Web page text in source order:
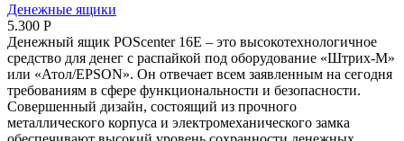
Денежные ящики
5.300 Р
Денежный ящик POScenter 16E – это высокотехнологичное
средство для денег с распайкой под оборудование «Штрих-М»
или «Атол/EPSON». Он отвечает всем заявленным на сегодня
требованиям в сфере функциональности и безопасности.
Совершенный дизайн, состоящий из прочного
металлического корпуса и электромеханического замка